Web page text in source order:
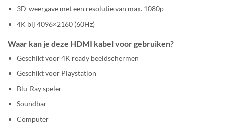
3D-weergave met een resolutie van max. 1080p
4K bij 4096×2160 (60Hz)
Waar kan je deze HDMI kabel voor gebruiken?
Geschikt voor 4K ready beeldschermen
Geschikt voor Playstation
Blu-Ray speler
Soundbar
Computer